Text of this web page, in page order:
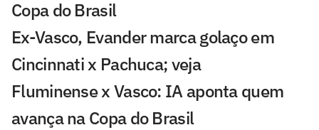
Copa do Brasil
Ex-Vasco, Evander marca golaço em
Cincinnati x Pachuca; veja
Fluminense x Vasco: IA aponta quem
avança na Copa do Brasil